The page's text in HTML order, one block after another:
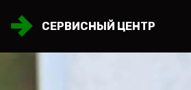
СЕРВИСНЫЙ ЦЕНТР